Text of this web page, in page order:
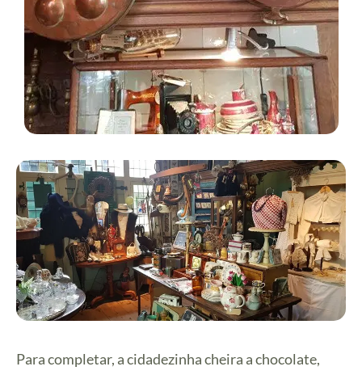
Para completar, a cidadezinha cheira a chocolate,